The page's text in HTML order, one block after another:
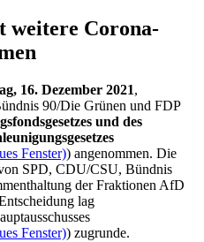
weitere Corona-
16. Dezember 2021,
90/Die Grünen und FDP
und des
Fenster)) angenommen. Die
SPD, CDU/CSU, Bündnis
der Fraktionen AfD
lag
Fenster)) zugrunde.